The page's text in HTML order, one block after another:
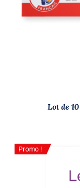
DÉTAILS
Lot de
Promo !